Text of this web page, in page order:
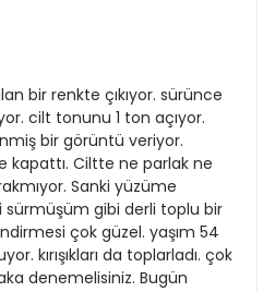
bir renkte çıkıyor. sürünce
cilt tonunu 1 ton açıyor.
bir görüntü veriyor.
kapattı. Ciltte ne parlak ne
Sanki yüzüme
gibi derli toplu bir
çok güzel. yaşım 54
kırışıkları da toplarladı. çok
denemelisiniz. Bugün